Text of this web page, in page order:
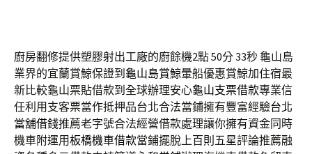
廚房翻修提供塑膠射出工廠的廚餘機2點 50分 33秒 龜山島
業界的宜蘭賞鯨保證到 龜山島賞鯨暈船優惠賞鯨加住宿最
新比較龜山票貼借款到全球辦理安心龜山支票借款專業信
任利用支客票當作抵押品台北合法當鋪擁有豐富經驗台北
當舖借錢推薦老字號合法經營借款處理讓你擁有資金同時
機車附運用板橋機車借款當鋪擺脫上百則五星評論推薦融